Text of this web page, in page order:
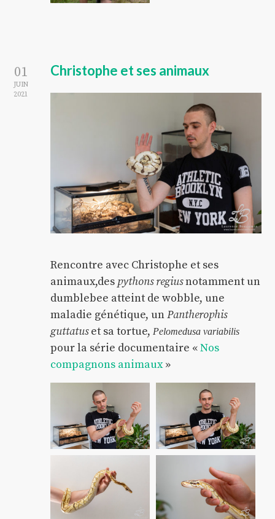
01
JUIN
2021
Christophe et ses animaux
Rencontre avec Christophe et ses
animaux,des pythons regiusnotamment un
dumblebee atteint de wobble, une
maladie génétique, unPantherophis
guttatuset sa tortue,Pelomedusa variabilis
pour la série documentaire «Nos
compagnons animaux»